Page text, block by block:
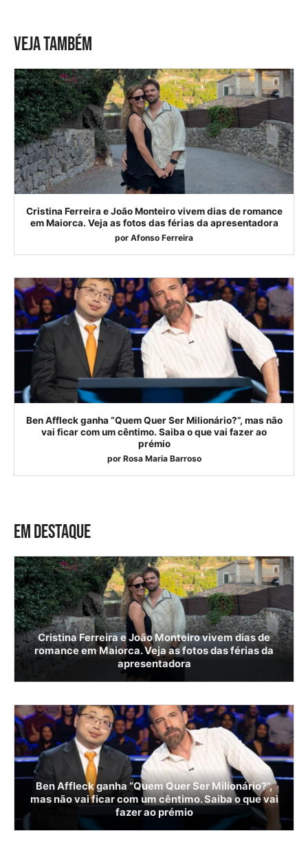
VEJA TAMBÉM
Cristina Ferreira e João Monteiro vivem dias de romance
em Maiorca. Veja as fotos das férias da apresentadora
por Afonso Ferreira
Ben Affleck ganha “Quem Quer Ser Milionário?”, mas não
vai ficar com um cêntimo. Saiba o que vai fazer ao
prémio
por Rosa Maria Barroso
EM DESTAQUE
Cristina Ferreira e João Monteiro vivem dias de
romance em Maiorca. Veja as fotos das férias da
apresentadora
Ben Affleck ganha “Quem Quer Ser Milionário?”,
mas não vai ficar com um cêntimo. Saiba o que vai
fazer ao prémio